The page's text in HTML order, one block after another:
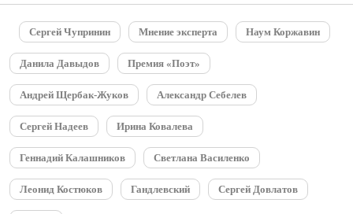
Сергей Чупринин Мнение эксперта Наум Коржавин
Данила Давыдов Премия «Поэт»
Андрей Щербак-Жуков Александр Себелев
Сергей Надеев Ирина Ковалева
Геннадий Калашников Светлана Василенко
Леонид Костюков Гандлевский Сергей Довлатов